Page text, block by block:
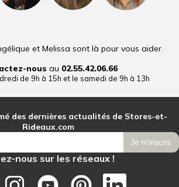
et Melissa sont là pour vous aider.
nous au 02.55.42.06.66
de 9h à 15h et le samedi de 9h à 13h
des dernières actualités de Stores-et-
Rideaux.com
Je m'inscris
nous sur les réseaux !